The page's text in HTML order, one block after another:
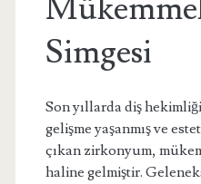
Simgesi
Son yıllarda diş
gelişme yaşanmış ve
çıkan zirkonyum,
haline gelmiştir.